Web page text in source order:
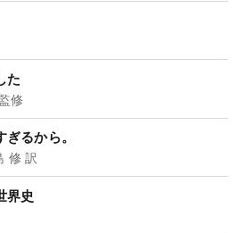
た
修
るから。
修 訳
界史